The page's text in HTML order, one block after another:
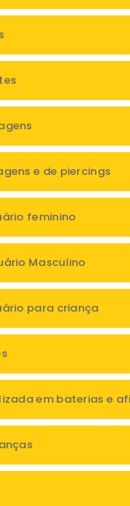
e de piercings
feminino
Masculino
para criança
em baterias e